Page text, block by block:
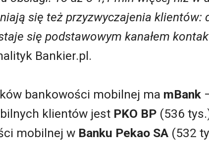
się też przyzwyczajenia klientów:
się podstawowym kanałem
Bankier.pl.
bankowości mobilnej ma mBank
klientów jest PKO BP (536
mobilnej w Banku Pekao SA (532